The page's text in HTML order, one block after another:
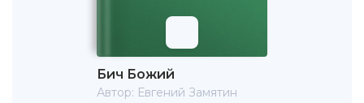
Бич Божий
Автор: Евгений Замятин